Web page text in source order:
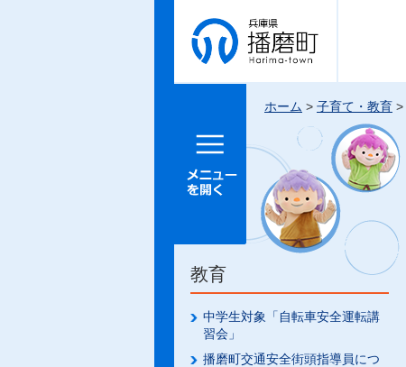
兵庫県 播
磨町
メニュー
ホーム > 子育て・教育 >
教育
中学生対象「自転車安全運転講
習会」
播磨町交通安全街頭指導員につ